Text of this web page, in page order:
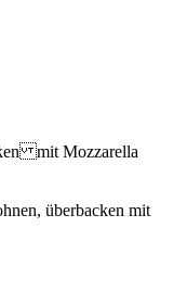
mit Mozzarella
überbacken mit